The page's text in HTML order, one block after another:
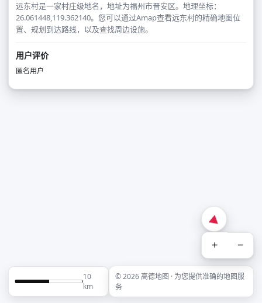
远东村是一家村庄级地名，地址为福州市晋安区。地理坐标：
26.061448,119.362140。您可以通过Amap查看远东村的精确地图位
置、规划到达路线，以及查找周边设施。
用户评价
匿名用户
+ −
10
km
© 2026 高德地图 · 为您提供准确的地图服
务